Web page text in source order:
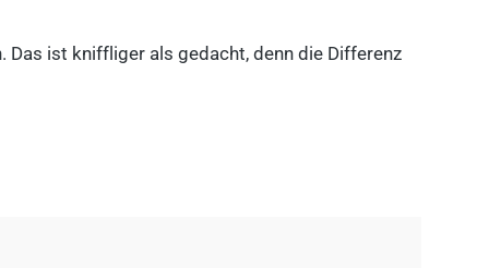
Das ist kniffliger als gedacht, denn die Differenz